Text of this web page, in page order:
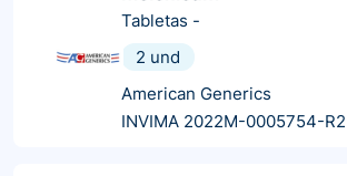
Tabletas -
2 und
American Generics
INVIMA 2022M-0005754-R2